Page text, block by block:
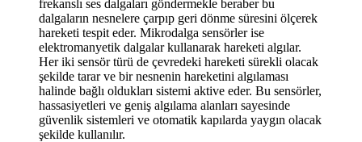
frekanslı ses dalgaları göndermekle beraber bu
dalgaların nesnelere çarpıp geri dönme süresini ölçerek
hareketi tespit eder. Mikrodalga sensörler ise
elektromanyetik dalgalar kullanarak hareketi algılar.
Her iki sensör türü de çevredeki hareketi sürekli olacak
şekilde tarar ve bir nesnenin hareketini algılaması
halinde bağlı oldukları sistemi aktive eder. Bu sensörler,
hassasiyetleri ve geniş algılama alanları sayesinde
güvenlik sistemleri ve otomatik kapılarda yaygın olacak
şekilde kullanılır.